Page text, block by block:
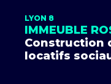
LYON 8
IMMEUBLE
Construction
locatifs